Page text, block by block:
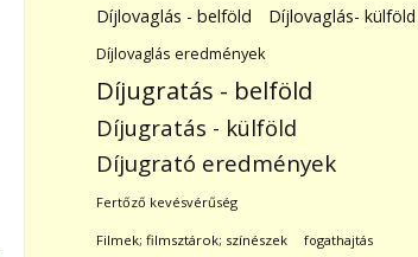
Díjlovaglás - belföld Díjlovaglás- külföld
Díjlovaglás eredmények
Díjugratás - belföld
Díjugratás - külföld
Díjugrató eredmények
Fertőző kevésvérűség
Filmek; filmsztárok; színészek fogathajtás